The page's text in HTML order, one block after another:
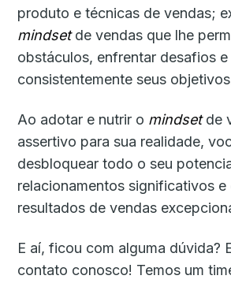
produto e técnicas de vendas;
mindsetde vendas que lhe
obstáculos, enfrentar desafios
consistentemente seus
Ao adotar e nutrir o mindsetde
assertivo para sua realidade,
desbloquear todo o seu
relacionamentos significativos e
resultados de vendas
E aí, ficou com alguma dúvida?
contato conosco! Temos um